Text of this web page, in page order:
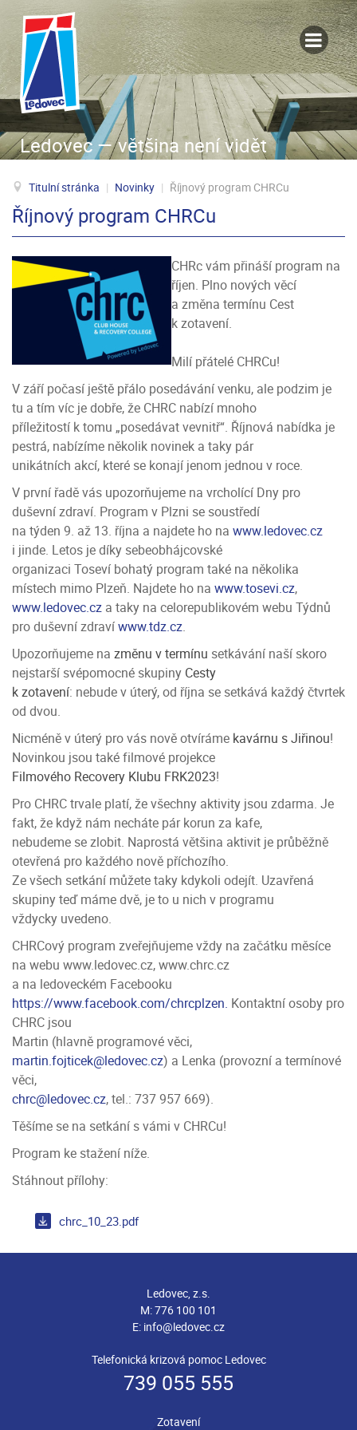
Ledovec — většina není vidět
Titulní stránka | Novinky | Říjnový program CHRCu
Říjnový program CHRCu
CHRc vám přináší program na
říjen. Plno nových věcí
a změna termínu Cest
k zotavení.
Milí přátelé CHRCu!
V září počasí ještě přálo posedávání venku, ale podzim je
tu a tím víc je dobře, že CHRC nabízí mnoho
příležitostí k tomu „posedávat vevnitř“. Říjnová nabídka je
pestrá, nabízíme několik novinek a taky pár
unikátních akcí, které se konají jenom jednou v roce.
V první řadě vás upozorňujeme na vrcholící Dny pro
duševní zdraví. Program v Plzni se soustředí
na týden 9. až 13. října a najdete ho na www.ledovec.cz
i jinde. Letos je díky sebeobhájcovské
organizaci Toseví bohatý program také na několika
místech mimo Plzeň. Najdete ho na www.tosevi.cz,
www.ledovec.cz a taky na celorepublikovém webu Týdnů
pro duševní zdravíwww.tdz.cz.
Upozorňujeme na změnu v termínu setkávání naší skoro
nejstarší svépomocné skupiny Cesty
k zotavení: nebude v úterý, od října se setkává každý čtvrtek
od dvou.
Nicméně v úterý pro vás nově otvíráme kavárnu s Jiřinou!
Novinkou jsou také filmové projekce
Filmového Recovery Klubu FRK2023!
Pro CHRC trvale platí, že všechny aktivity jsou zdarma. Je
fakt, že když nám necháte pár korun za kafe,
nebudeme se zlobit. Naprostá většina aktivit je průběžně
otevřená pro každého nově příchozího.
Ze všech setkání můžete taky kdykoli odejít. Uzavřená
skupiny teď máme dvě, je to u nich v programu
vždycky uvedeno.
CHRCový program zveřejňujeme vždy na začátku měsíce
na webu www.ledovec.cz, www.chrc.cz
a na ledoveckém Facebooku
https://www.facebook.com/chrcplzen. Kontaktní osoby pro
CHRC jsou
Martin (hlavně programové věci,
martin.fojticek@ledovec.cz) a Lenka (provozní a termínové
věci,
chrc@ledovec.cz, tel.: 737 957 669).
Těšíme se na setkání s vámi v CHRCu!
Program ke stažení níže.
Stáhnout přílohy:
chrc_10_23.pdf
Ledovec, z.s.
M:776 100 101
E: info@ledovec.cz
Telefonická krizová pomoc Ledovec
739 055 555
Zotavení